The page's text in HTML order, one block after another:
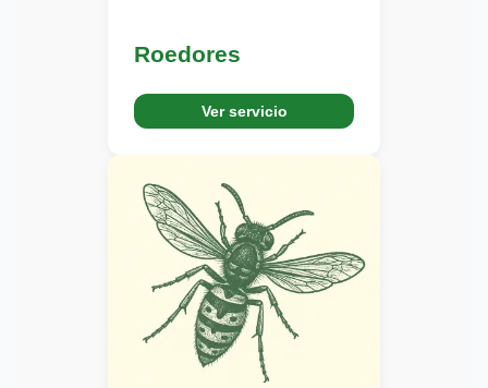
Roedores
Ver servicio